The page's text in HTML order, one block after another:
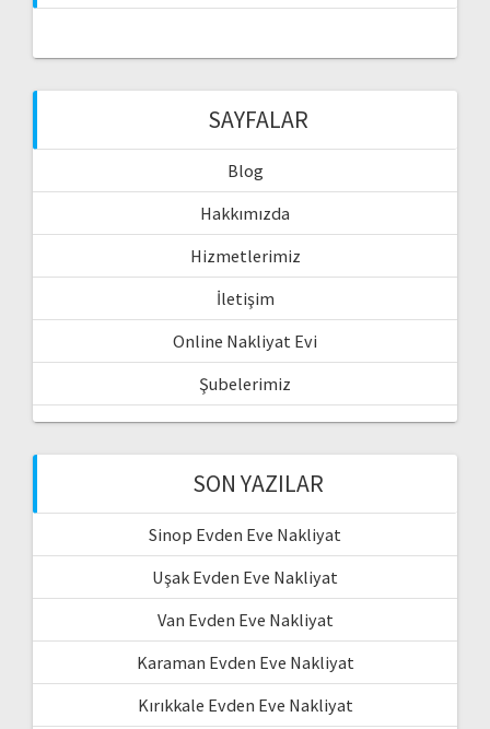
SAYFALAR
Blog
Hakkımızda
Hizmetlerimiz
İletişim
Online Nakliyat Evi
Şubelerimiz
SON YAZILAR
Sinop Evden Eve Nakliyat
Uşak Evden Eve Nakliyat
Van Evden Eve Nakliyat
Karaman Evden Eve Nakliyat
Kırıkkale Evden Eve Nakliyat